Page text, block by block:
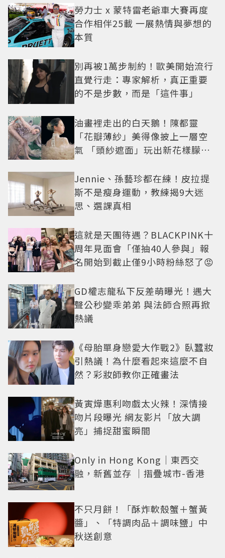
勞力士 x 蒙特雷老爺車大賽再度
合作相伴25載 一展熱情與夢想的
本質
別再被1萬步制約！歐美開始流行
直覺行走：專家解析，真正重要
的不是步數，而是「這件事」
油畫裡走出的白天鵝！陳都靈
「花瓣薄紗」美得像披上一層空
氣 「頭紗遮面」玩出新花樣朦朧
Jennie、孫藝珍都在練！皮拉提
斯不是瘦身運動，教練揭9大迷
思、選課真相
這就是天團待遇？BLACKPINK十
周年見面會「僅抽40人參與」報
名開始到截止僅9小時粉絲怒了😡
GD權志龍私下反差萌曝光！遇大
聲公秒變乖弟弟 與法師合照再掀
熱議
《母胎單身戀愛大作戰2》臥蠶妝
引熱議！為什麼看起來這麼不自
然？彩妝師教你正確畫法
黃寅燁惠利吻戲太火辣！深情接
吻片段曝光 網友影片「放大調
亮」捕捉甜蜜瞬間
Only in Hong Kong｜東西交
融，新舊並存 ｜摺疊城市-香港
不只月餅！「酥炸軟殼蟹＋蟹黃
醬」、「特調肉品＋調味鹽」中
秋送創意